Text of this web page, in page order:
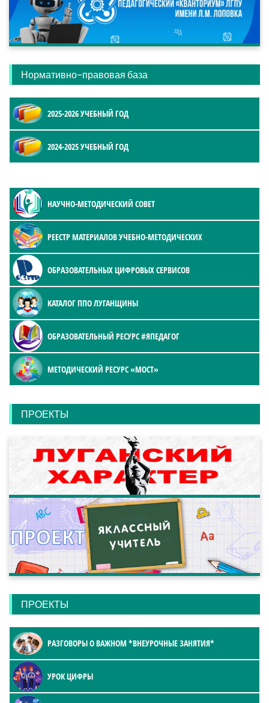
Нормативно-правовая база
2025-2026 УЧЕБНЫЙ ГОД
2024-2025 УЧЕБНЫЙ ГОД
НАУЧНО-МЕТОДИЧЕСКИЙ СОВЕТ
РЕЕСТР МАТЕРИАЛОВ УЧЕБНО-МЕТОДИЧЕСКИХ
ОБРАЗОВАТЕЛЬНЫХ ЦИФРОВЫХ СЕРВИСОВ
КАТАЛОГ ППО ЛУГАНЩИНЫ
ОБРАЗОВАТЕЛЬНЫЙ РЕСУРС #ЯПЕДАГОГ
МЕТОДИЧЕСКИЙ РЕСУРС «МОСТ»
ПРОЕКТЫ
ПРОЕКТЫ
РАЗГОВОРЫ О ВАЖНОМ *ВНЕУРОЧНЫЕ ЗАНЯТИЯ*
УРОК ЦИФРЫ